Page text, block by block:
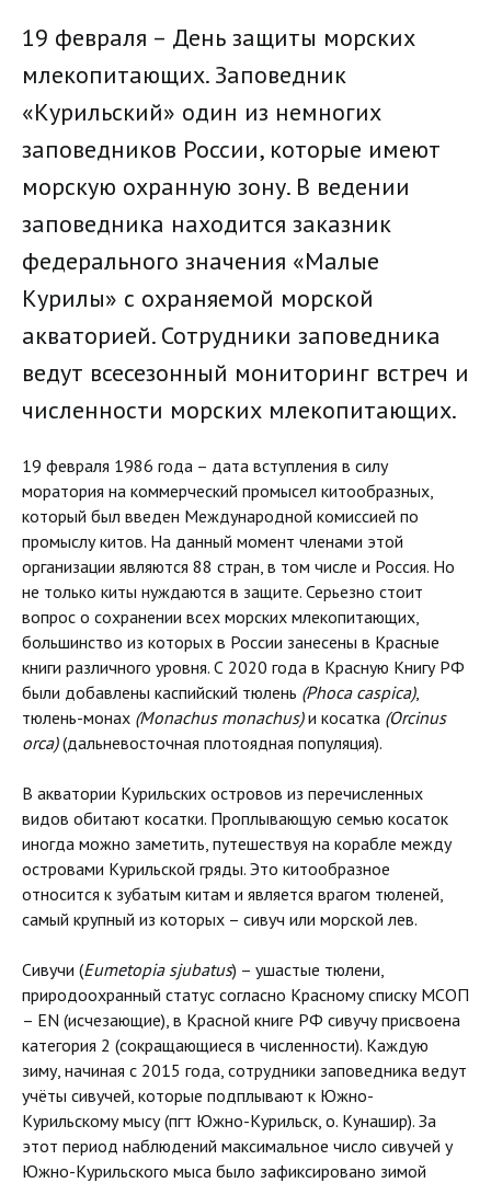
19 февраля – День защиты морских
млекопитающих. Заповедник
«Курильский» один из немногих
заповедников России, которые имеют
морскую охранную зону. В ведении
заповедника находится заказник
федерального значения «Малые
Курилы» с охраняемой морской
акваторией. Сотрудники заповедника
ведут всесезонный мониторинг встреч и
численности морских млекопитающих.
19 февраля 1986 года – дата вступления в силу
моратория на коммерческий промысел китообразных,
который был введен Международной комиссией по
промыслу китов. На данный момент членами этой
организации являются 88 стран, в том числе и Россия. Но
не только киты нуждаются в защите. Серьезно стоит
вопрос о сохранении всех морских млекопитающих,
большинство из которых в России занесены в Красные
книги различного уровня. С 2020 года в Красную Книгу РФ
были добавлены каспийский тюлень (Phoca caspica),
тюлень-монах (Monachus monachus)и косатка (Orcinus
orca)(дальневосточная плотоядная популяция).
В акватории Курильских островов из перечисленных
видов обитают косатки. Проплывающую семью косаток
иногда можно заметить, путешествуя на корабле между
островами Курильской гряды. Это китообразное
относится к зубатым китам и является врагом тюленей,
самый крупный из которых – сивуч или морской лев.
Сивучи (Eumetopia sjubatus) – ушастые тюлени,
природоохранный статус согласно Красному списку МСОП
– EN (исчезающие), в Красной книге РФ сивучу присвоена
категория 2 (сокращающиеся в численности). Каждую
зиму, начиная с 2015 года, сотрудники заповедника ведут
учёты сивучей, которые подплывают к Южно-
Курильскому мысу (пгт Южно-Курильск, о. Кунашир). За
этот период наблюдений максимальное число сивучей у
Южно-Курильского мыса было зафиксировано зимой